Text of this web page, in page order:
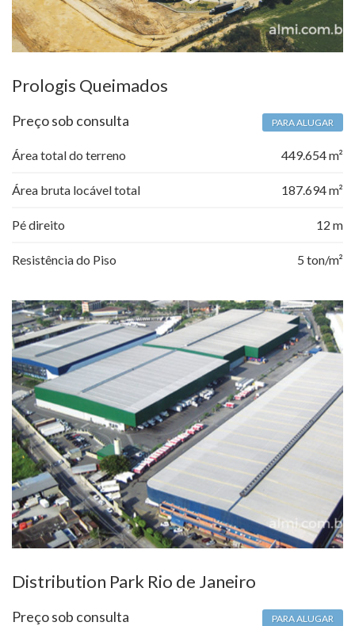
Prologis Queimados
Preço sob consulta PARA ALUGAR
Área total do terreno 449.654 m²
Área bruta locável total 187.694 m²
Pé direito 12 m
Resistência do Piso 5 ton/m²
Distribution Park Rio de Janeiro
Preço sob consulta PARA ALUGAR